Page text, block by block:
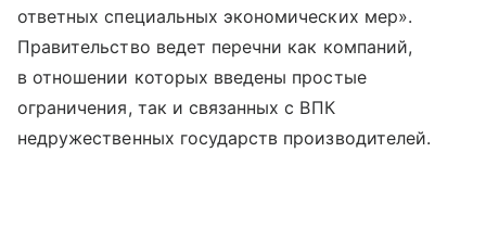
ответных специальных экономических мер».
Правительство ведет перечни как компаний,
в отношении которых введены простые
ограничения, так и связанных с ВПК
недружественных государств производителей.